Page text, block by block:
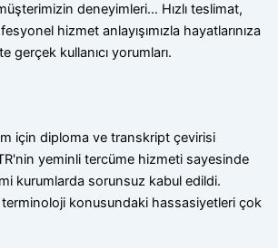
deneyimleri… Hızlı teslimat,
hizmet anlayışımızla hayatlarınıza
gerçek kullanıcı yorumları.
için diploma ve transkript çevirisi
yeminli tercüme hizmeti sayesinde
kurumlarda sorunsuz kabul edildi.
konusundaki hassasiyetleri çok